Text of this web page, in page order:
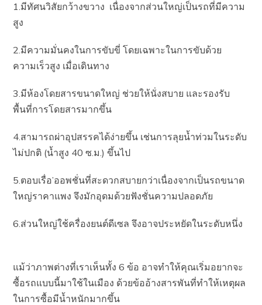
1.มีทัศนวิสัยกว้างขวาง เนื่องจากส่วนใหญ่เป็นรถที่มีความ
สูง
2.มีความมั่นคงในการขับขี่ โดยเฉพาะในการขับด้วย
ความเร็วสูง เมื่อเดินทาง
3.มีห้องโดยสารขนาดใหญ่ ช่วยให้นั่งสบาย และรองรับ
พื้นที่การโดยสารมากขึ้น
4.สามารถผ่าอุปสรรคได้ง่ายขึ้น เช่นการลุยน้ำท่วมในระดับ
ไม่ปกติ (น้ำสูง 40 ซ.ม.) ขึ้นไป
5.ตอบเรื่อ’ออพชั่นที่สะดวกสบายกว่าเนื่องจากเป็นรถขนาด
ใหญ่ราคาแพง จึงมักอุดมด้วยฟังชั่นความปลอดภัย
6.ส่วนใหญ่ใช้ครื่องยนต์ดีเซล จึงอาจประหยัดในระดับหนึ่ง
แม้ว่าภาพต่างที่เราเห็นทั้ง 6 ข้อ อาจทำให้คุณเริ่มอยากจะ
ซื้อรถแบบนี้มาใช้ในเมือง ด้วยข้ออ้างสารพันที่ทำให้เหตุผล
ในการซื้อมีน้ำหนักมากขึ้น